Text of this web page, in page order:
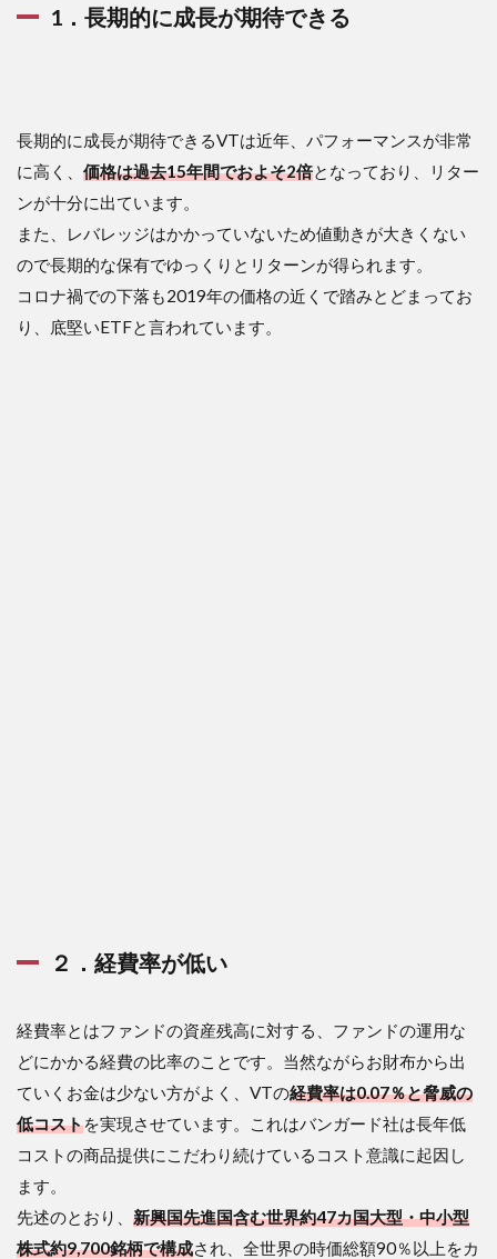
1．長期的に成長が期待できる
長期的に成長が期待できるVTは近年、パフォーマンスが非常
に高く、 価格は過去15年間でおよそ2倍となっており、リター
ンが十分に出ています。
また、レバレッジはかかっていないため値動きが大きくない
ので長期的な保有でゆっくりとリターンが得られます。
コロナ禍での下落も2019年の価格の近くで踏みとどまってお
り、底堅いETFと言われています。
２．経費率が低い
経費率とはファンドの資産残高に対する、ファンドの運用な
どにかかる経費の比率のことです。当然ながらお財布から出
ていくお金は少ない方がよく、VTの経費率は0.07％と脅威の
低コストを実現させています。これはバンガード社は長年低
コストの商品提供にこだわり続けているコスト意識に起因し
ます。
先述のとおり、 新興国先進国含む世界約47カ国大型・中小型
株式約9,700銘柄で構成され、全世界の時価総額90％以上をカ